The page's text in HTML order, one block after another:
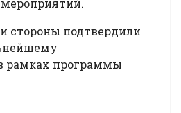
стороны подтвердили
рамках программы